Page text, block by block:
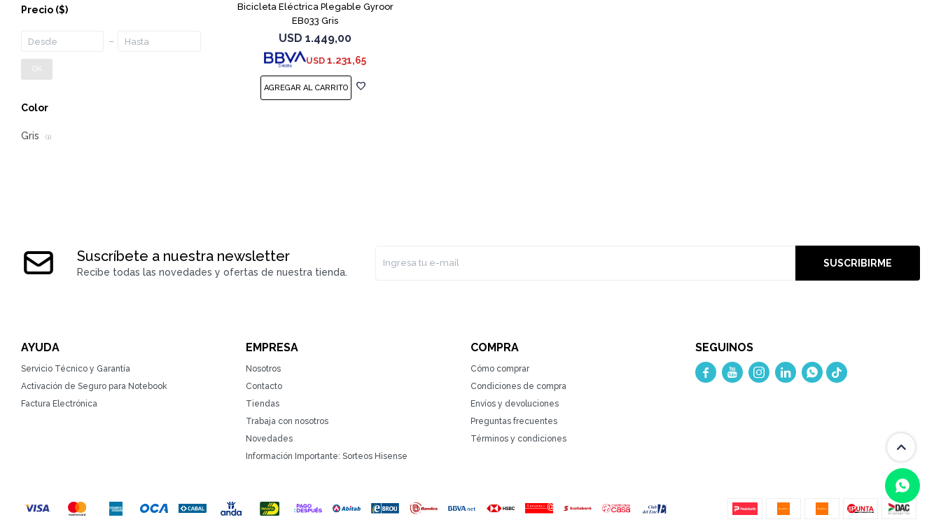
Bicicleta Eléctrica Plegable Gyroor
EB033 Gris
USD 1.449,00
USD 1.231,65
Precio ($)
OK
Color
Gris (1)
Suscríbete a nuestra newsletter
Recibe todas las novedades y ofertas de nuestra tienda.
SUSCRIBIRME
AYUDA
Servicio Técnico y Garantía
Activación de Seguro para Notebook
Factura Electrónica
EMPRESA
Nosotros
Contacto
Tiendas
Trabaja con nosotros
Novedades
Información Importante: Sorteos Hisense
COMPRA
Cómo comprar
Condiciones de compra
Envíos y devoluciones
Preguntas frecuentes
Términos y condiciones
SEGUINOS
    